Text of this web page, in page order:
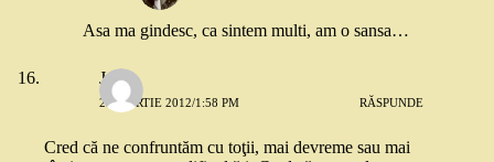
Asa ma gindesc, ca sintem multi, am o sansa…
Jules
23 MARTIE 2012/1:58 PM RĂSPUNDE
Cred că ne confruntăm cu toţii, mai devreme sau mai